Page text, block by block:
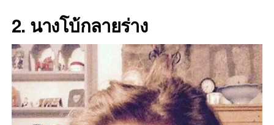
2. นางโบ้กลายร่าง